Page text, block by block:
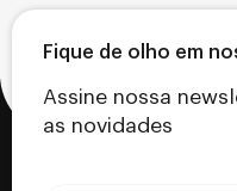
Fique de olho em
Assine nossa
as novidades